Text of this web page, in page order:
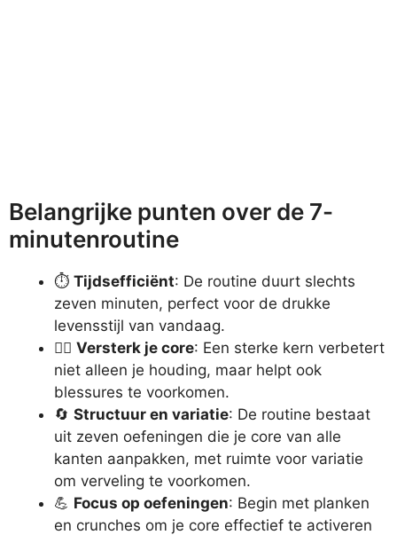
Belangrijke punten over de 7-
minutenroutine
⏱️ Tijdsefficiënt: De routine duurt slechts
zeven minuten, perfect voor de drukke
levensstijl van vandaag.
🏋️‍♂️ Versterk je core: Een sterke kern verbetert
niet alleen je houding, maar helpt ook
blessures te voorkomen.
🔄 Structuur en variatie: De routine bestaat
uit zeven oefeningen die je core van alle
kanten aanpakken, met ruimte voor variatie
om verveling te voorkomen.
💪 Focus op oefeningen: Begin met planken
en crunches om je core effectief te activeren